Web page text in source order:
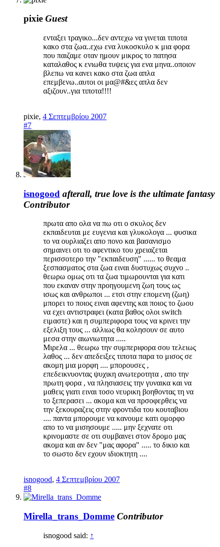
pixie Guest
ενταξει τραγικο...δεν αντεχω να γινεται τιποτα
κακο στα ζωα..εχω ενα λυκοσκυλο κ μια φορα
που παιζαμε οταν ημουν μικρος το πατησα
καταλαθος κ ενιωθα τυψεις για ενα μηνα..οποιον
βλεπω να κανει κακο στα ζωα απλα
επεμβενω..αυτοι οι μα@#&ες απλα δεν
αξιζουν..για τιποτα!!!!
pixie, 4 Σεπτεμβρίου 2007
#7
isnogood afterall, true love is the ultimate fantasy
Contributor
πρωτα απο ολα να πω οτι ο σκυλος δεν
εκπαιδευται με ευγενια και γλυκολογα ... φυσικα
το να ουρλιαζει απο πονο και βασανισμο
σημαινει οτι το αφεντικο του χρειαζεται
περισσοτερο την "εκπαιδευση" ...... το θεαμα
ξεσπασματος στα ζωα ειναι δυστυχως συχνο ..
θεωρω ομως οτι τα ζωα τιμωρουνται για κατι
που εκαναν στην προηγουμενη ζωη τους ως
ισως και ανθρωποι ... ετσι στην επομενη (ζωη)
μπορει το ποιος ειναι αφεντης και ποιος το ζωου
να εχει αντιστραφει (κατα βαθος ολοι switch
ειμαστε) και η συμπεριφορα τους να κρινει την
εξελιξη τους ... αλλιως θα κολησουν σε αυτο
μεσα στην αιωνιωτητα .....
Μιρελα ... θεωρω την συμπεριφορα σου τελειως
λαθος ... δεν απεδειξες τιποτα παρα το μισος σε
ακομη μια μορφη .... μπορουσες ,
επεδεικνυοντας ψυχικη ανωτεροτητα , απο την
πρωτη φορα , να πλησιασεις την γυναικα και να
μαθεις γιατι ειναι τοσο νευρικη βοηθοντας τη να
το ξεπερασει ... ακομα και να πρσοφερθεις να
την ξεκουραζεις στην φροντιδα του κουταβιου
.... παντα μπορουμε να κανουμε κατι ομορφο
απο το να μισησουμε ..... μην ξεχνατε οτι
κρινομαστε σε οτι συμβαινει στον δρομο μας
ακομα και αν δεν "μας αφορα" ..... το δικιο και
το σωστο δεν εχουν ιδιοκτητη ....
isnogood, 4 Σεπτεμβρίου 2007
#8
Mirella_trans_Domme Contributor
isnogood said: ↑